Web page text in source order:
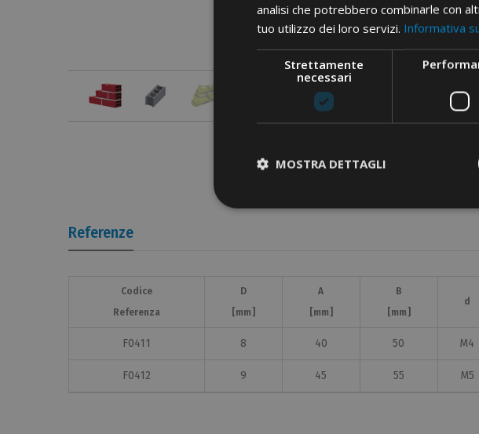
Referenze
Codice
Referenza
D
[mm]
A
[mm]
B
[mm]
d
F0411 8 40 50 M4
F0412 9 45 55 M5
analisi che potrebbero combinarle con
tuo utilizzo dei loro servizi. Informativa
Strettamente
necessari
MOSTRA DETTAGLI